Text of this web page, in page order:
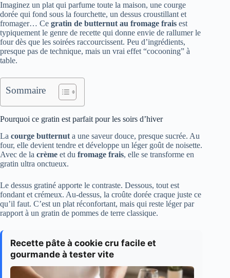
Imaginez un plat qui parfume toute la maison, une courge
dorée qui fond sous la fourchette, un dessus croustillant et
fromager… Ce gratin de butternut au fromage frais est
typiquement le genre de recette qui donne envie de rallumer le
four dès que les soirées raccourcissent. Peu d’ingrédients,
presque pas de technique, mais un vrai effet “cocooning” à
table.
Sommaire
Pourquoi ce gratin est parfait pour les soirs d’hiver
La courge butternut a une saveur douce, presque sucrée. Au
four, elle devient tendre et développe un léger goût de noisette.
Avec de la crème et du fromage frais, elle se transforme en
gratin ultra onctueux.
Le dessus gratiné apporte le contraste. Dessous, tout est
fondant et crémeux. Au-dessus, la croûte dorée craque juste ce
qu’il faut. C’est un plat réconfortant, mais qui reste léger par
rapport à un gratin de pommes de terre classique.
Recette pâte à cookie cru facile et
gourmande à tester vite